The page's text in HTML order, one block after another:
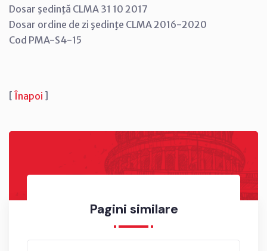
Pagini similare
Dosar şedinţă CLMA 31 10 2017
Dosar ordine de zi şedinţe CLMA 2016-2020
Cod PMA-S4-15
[ Înapoi ]